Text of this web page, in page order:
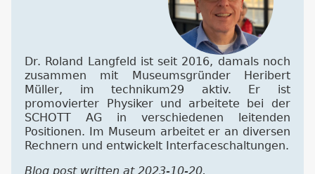
Dr. Roland Langfeld ist seit 2016, damals noch
zusammen mit Museumsgründer Heribert
Müller, im technikum29 aktiv. Er ist
promovierter Physiker und arbeitete bei der
SCHOTT AG in verschiedenen leitenden
Positionen. Im Museum arbeitet er an diversen
Rechnern und entwickelt Interfaceschaltungen.
Blog post written at 2023-10-20.